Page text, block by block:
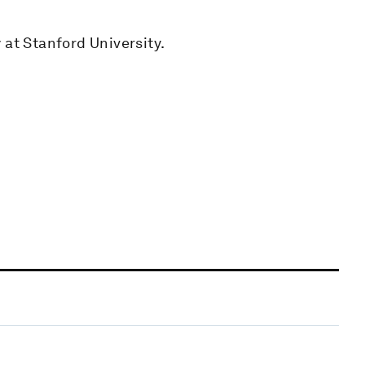
at Stanford University.